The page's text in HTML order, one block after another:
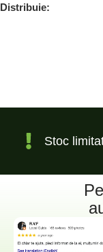
Distribuie:
Stoc